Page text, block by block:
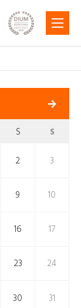
MENU
S S
2 3
9 10
16 17
23 24
30 31